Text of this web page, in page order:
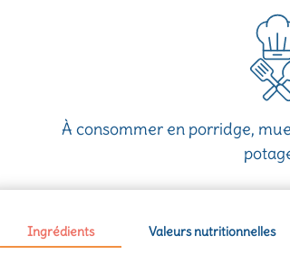
À consommer en porridge,
Ingrédients Valeurs nutritionnelles